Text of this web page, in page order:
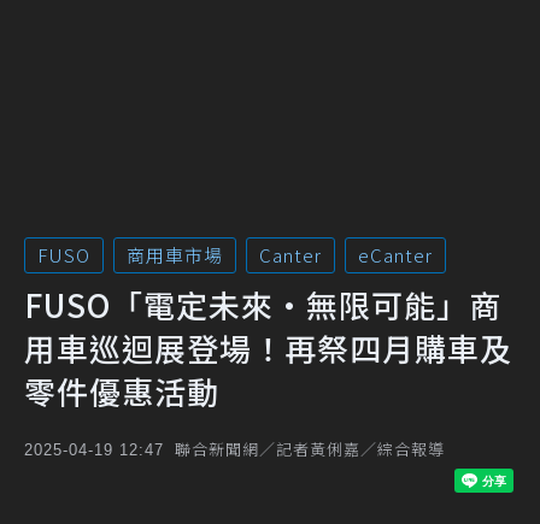
FUSO 商用車市場 Canter eCanter
FUSO「電定未來・無限可能」商
用車巡迴展登場！再祭四月購車及
零件優惠活動
2025-04-19 12:47 聯合新聞網／記者黃俐嘉／綜合報導